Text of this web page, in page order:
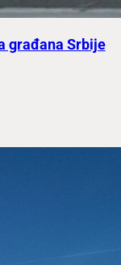
građana Srbije